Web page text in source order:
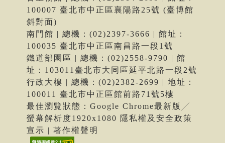
100007 臺北市中正區襄陽路25號 (臺博館
斜對面)
南門館 | 總機：(02)2397-3666 | 館址：
100035 臺北市中正區南昌路一段1號
鐵道部園區 | 總機：(02)2558-9790 | 館
址：103011臺北市大同區延平北路一段2號
行政大樓 | 總機：(02)2382-2699 | 地址：
100011 臺北市中正區館前路71號5樓
最佳瀏覽狀態：Google Chrome最新版╱
螢幕解析度1920x1080 隱私權及安全政策
宣示 | 著作權聲明